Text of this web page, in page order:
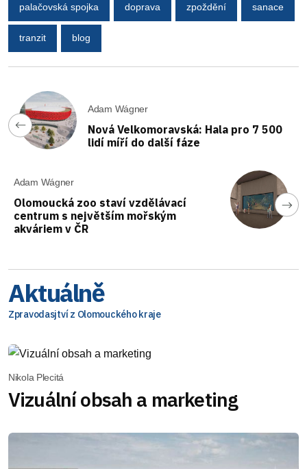
palačovská spojka doprava zpoždění sanace
tranzit blog
Adam Wágner
Nová Velkomoravská: Hala pro 7 500
lidí míří do další fáze
Adam Wágner
Olomoucká zoo staví vzdělávací
centrum s největším mořským
akváriem v ČR
Aktuálně
Zpravodasjtví z Olomouckého kraje
Nikola Plecitá
Vizuální obsah a marketing